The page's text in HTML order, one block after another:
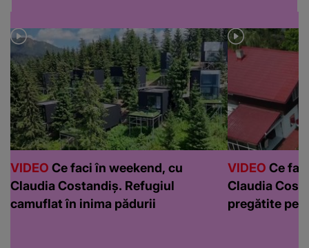
VIDEO Ce faci în weekend, cu
Claudia Costandiș. Refugiul
camuflat în inima pădurii
VIDEO Ce
Claudia
pregătite